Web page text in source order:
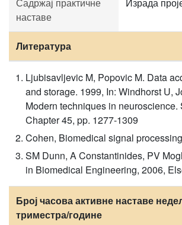
наставе
Литература
Ljubisavljevic M, Popovic M. Data
and storage. 1999, In: Windhorst U,
Modern techniques in neuroscience.
Chapter 45, pp. 1277-1309
Cohen, Biomedical signal
SM Dunn, A Constantinides, PV
in Biomedical Engineering, 2006,
Број часова активне наставе
триместра/године